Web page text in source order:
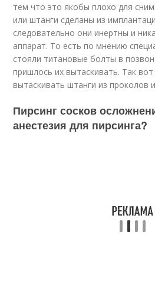
тем что это якобы плохо для
или штанги сделаны из
следовательно они инертны и
аппарат. То есть по мнению
стояли титановые болты в
пришлось их вытаскивать. Так
вытаскивать штанги из проколов
Пирсинг сосков
анестезия для пирсинга?